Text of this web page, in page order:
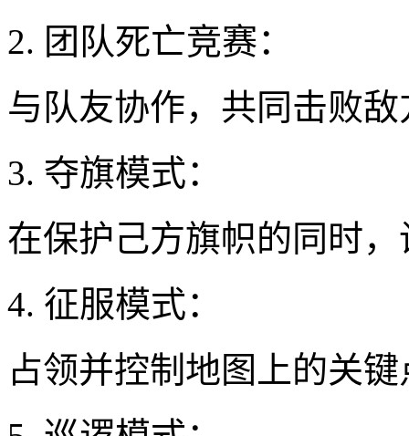
2. 团队死亡竞赛：
与队友协作，共同击败
3. 夺旗模式：
在保护己方旗帜的同时
4. 征服模式：
占领并控制地图上的关